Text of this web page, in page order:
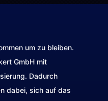
um zu bleiben.
GmbH mit
Dadurch
dabei, sich auf das